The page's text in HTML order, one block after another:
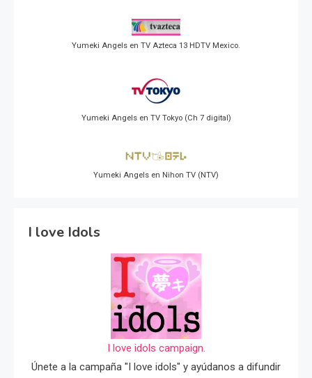
Yumeki Angels en TV Azteca 13 HDTV Mexico.
Yumeki Angels en TV Tokyo (Ch 7 digital)
Yumeki Angels en Nihon TV (NTV)
I love Idols
I love idols campaign.
Únete a la campaña "I love idols" y ayúdanos a difundir